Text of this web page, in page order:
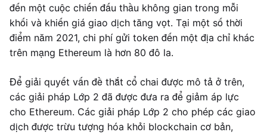
đến một cuộc chiến đấu thầu không gian trong mỗi
khối và khiến giá giao dịch tăng vọt. Tại một số thời
điểm năm 2021, chi phí gửi token đến một địa chỉ khác
trên mạng Ethereum là hơn 80 đô la.
Để giải quyết vấn đề thắt cổ chai được mô tả ở trên,
các giải pháp Lớp 2 đã được đưa ra để giảm áp lực
cho Ethereum. Các giải pháp Lớp 2 cho phép các giao
dịch được trừu tượng hóa khỏi blockchain cơ bản,